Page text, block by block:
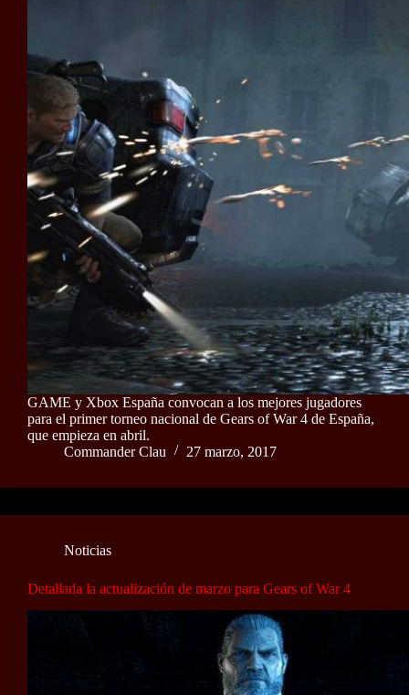
GAME y Xbox España convocan a los mejores jugadores
para el primer torneo nacional de Gears of War 4 de España,
que empieza en abril.
Commander Clau
27 marzo, 2017
Noticias
Detallada la actualización de marzo para Gears of War 4